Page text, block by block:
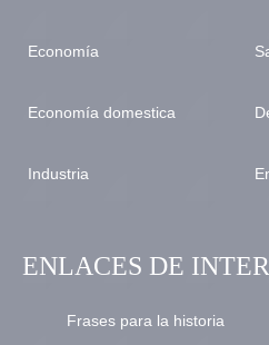
Economía
Economía domestica
Industria
ENLACES DE
Frases para la historia